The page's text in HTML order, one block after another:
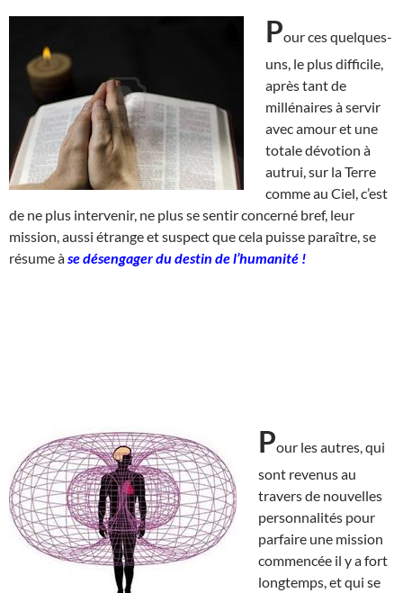
Pour ces quelques-
uns, le plus difficile,
après tant de
millénaires à servir
avec amour et une
totale dévotion à
autrui, sur la Terre
comme au Ciel, c’est
de ne plus intervenir, ne plus se sentir concerné bref, leur
mission, aussi étrange et suspect que cela puisse paraître, se
résume àse désengager du destin de l’humanité !
Pour les autres, qui
sont revenus au
travers de nouvelles
personnalités pour
parfaire une mission
commencée il y a fort
longtemps, et qui se